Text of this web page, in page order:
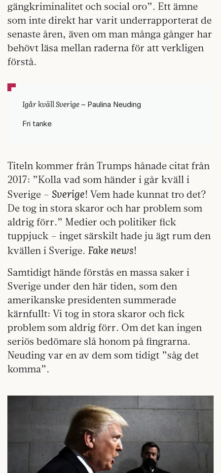
gängkriminalitet och social oro”. Ett ämne
som inte direkt har varit underrapporterat de
senaste åren, även om man många gånger har
behövt läsa mellan raderna för att verkligen
förstå.
Igår kväll Sverige – Paulina Neuding
Fri tanke
Titeln kommer från Trumps hånade citat från
2017: ”Kolla vad som händer i går kväll i
Sverige – Sverige! Vem hade kunnat tro det?
De tog in stora skaror och har problem som
aldrig förr.” Medier och politiker fick
tuppjuck – inget särskilt hade ju ägt rum den
kvällen i Sverige. Fake news!
Samtidigt hände förstås en massa saker i
Sverige under den här tiden, som den
amerikanske presidenten summerade
kärnfullt: Vi tog in stora skaror och fick
problem som aldrig förr. Om det kan ingen
seriös bedömare slå honom på fingrarna.
Neuding var en av dem som tidigt ”såg det
komma”.